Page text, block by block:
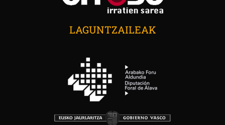
LAGUNTZAILEAK